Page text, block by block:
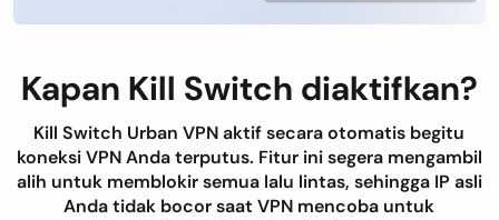
Kapan Kill Switch diaktifkan?
Kill Switch Urban VPN aktif secara otomatis begitu
koneksi VPN Anda terputus. Fitur ini segera mengambil
alih untuk memblokir semua lalu lintas, sehingga IP asli
Anda tidak bocor saat VPN mencoba untuk